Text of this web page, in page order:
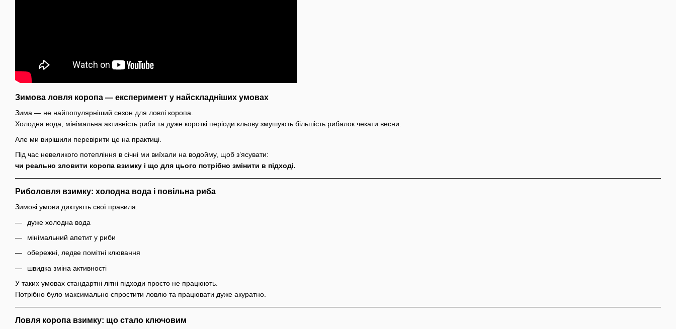
Зимова ловля коропа — експеримент у найскладніших умовах
Зима — не найпопулярніший сезон для ловлі коропа.
Холодна вода, мінімальна активність риби та дуже короткі періоди кльову змушують більшість рибалок чекати весни.
Але ми вирішили перевірити це на практиці.
Під час невеликого потепління в січні ми виїхали на водойму, щоб з’ясувати:
чи реально зловити коропа взимку і що для цього потрібно змінити в підході.
Риболовля взимку: холодна вода і повільна риба
Зимові умови диктують свої правила:
дуже холодна вода
мінімальний апетит у риби
обережні, ледве помітні клювання
швидка зміна активності
У таких умовах стандартні літні підходи просто не працюють.
Потрібно було максимально спростити ловлю та працювати дуже акуратно.
Ловля коропа взимку: що стало ключовим